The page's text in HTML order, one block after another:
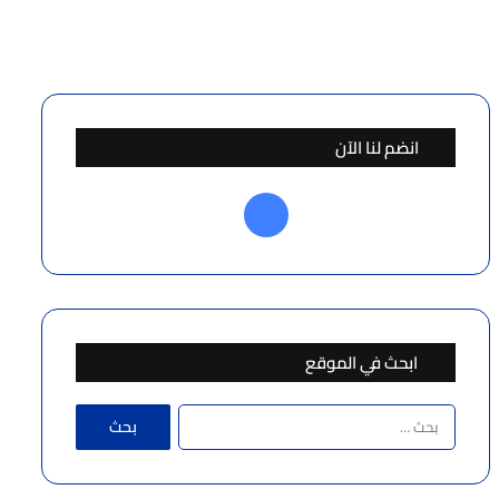
انضم لنا الآن
فيسبوك
ابحث في الموقع
البحث
عن: